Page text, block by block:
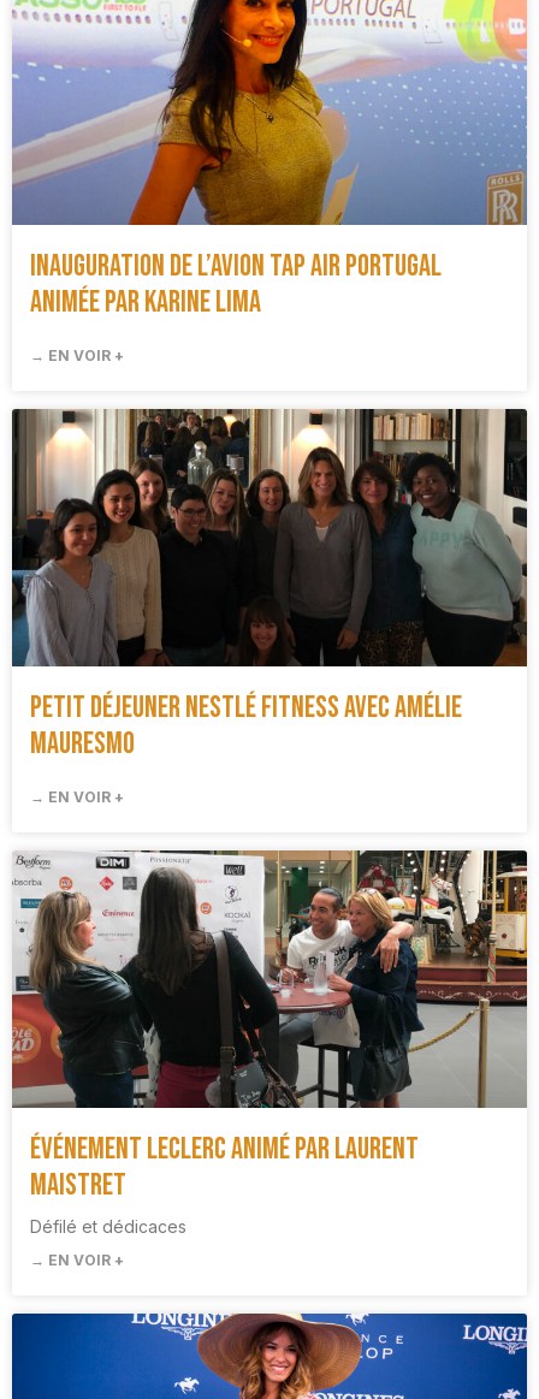
Inauguration de l’avion Tap Air Portugal
animée par Karine Lima
→ EN VOIR +
Petit Déjeuner Nestlé Fitness avec Amélie
Mauresmo
→ EN VOIR +
Événement Leclerc animé par Laurent
Maistret
Défilé et dédicaces
→ EN VOIR +